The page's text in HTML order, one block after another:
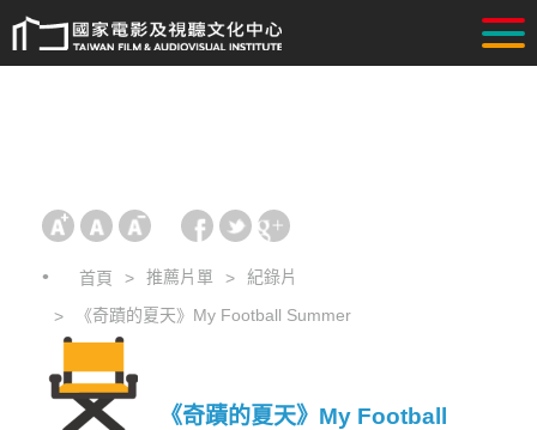
首頁 推薦片單
紀錄片
《奇蹟的夏天》My Football Summer
《奇蹟的夏天》My Football